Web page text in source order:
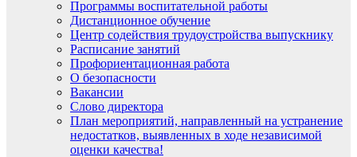
Программы воспитательной работы
Дистанционное обучение
Центр содействия трудоустройства выпускнику
Расписание занятий
Профориентационная работа
О безопасности
Вакансии
Слово директора
План мероприятий, направленный на устранение
недостатков, выявленных в ходе независимой
оценки качества!